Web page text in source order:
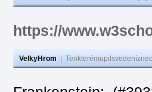
https://
VelkyHrom